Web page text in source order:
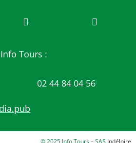
Tours :
02 44 84 04 56
© 2025 Info Tours – SAS Indéloire